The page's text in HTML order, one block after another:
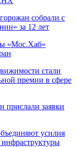
собрали с
за 12 лет
«Мос.Хаб»
стали
премии в сфере
прислали заявки
усилия